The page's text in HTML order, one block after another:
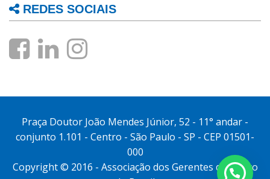
REDES SOCIAIS
Praça Doutor João Mendes Júnior, 52 - 11° andar -
conjunto 1.101 - Centro - São Paulo - SP - CEP 01501-
000
Copyright © 2016 - Associação dos Gerentes do Banco